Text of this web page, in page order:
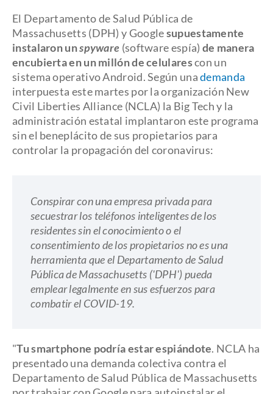
El Departamento de Salud Pública de
Massachusetts (DPH) y Googlesupuestamente
instalaron unspyware (software espía) de manera
encubierta en un millón de celularescon un
sistema operativo Android. Según unademanda
interpuesta este martes por la organización New
Civil Liberties Alliance (NCLA) la Big Tech y la
administración estatal implantaron este programa
sin el beneplácito de sus propietarios para
controlar la propagación del coronavirus:
Conspirar con una empresa privada para
secuestrar los teléfonos inteligentes de los
residentes sin el conocimiento o el
consentimiento de los propietarios no es una
herramienta que el Departamento de Salud
Pública de Massachusetts ('DPH') pueda
emplear legalmente en sus esfuerzos para
combatir el COVID-19.
"Tu smartphone podría estar espiándote. NCLA ha
presentado una demanda colectiva contra el
Departamento de Salud Pública de Massachusetts